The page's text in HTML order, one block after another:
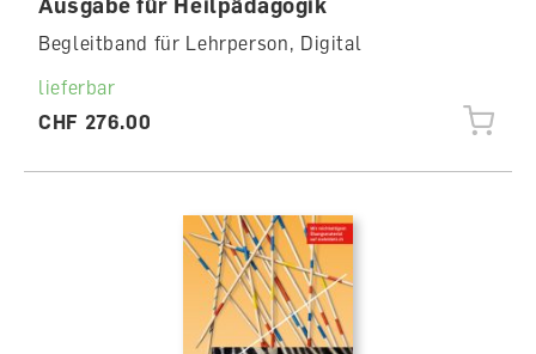
Begleitband für Lehrperson, Digital
lieferbar
CHF 276.00